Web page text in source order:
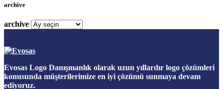
archive
archive
Evosas Logo Danışmanlık olarak uzun yıllardır logo çözümleri
konusunda müşterilerimize en iyi çözümü sunmaya devam
ediyoruz.